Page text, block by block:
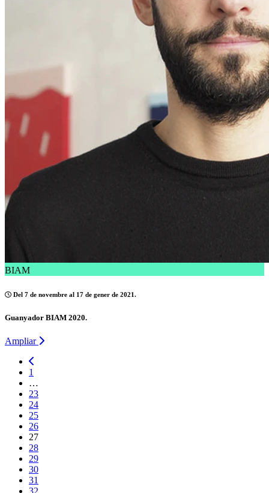
BIAM
Del 7 de novembre al 17 de gener de 2021.
Guanyador BIAM 2020.
Ampliar
1
…
23
24
25
26
27
28
29
30
31